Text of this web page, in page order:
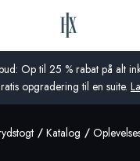
Op til 25 % rabat på alt
opgradering til en suite.
Katalog